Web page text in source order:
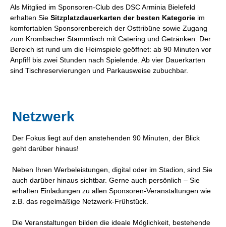
Als Mitglied im Sponsoren-Club des DSC Arminia Bielefeld
erhalten Sie Sitzplatzdauerkarten der besten Kategorie im
komfortablen Sponsorenbereich der Osttribüne sowie Zugang
zum Krombacher Stammtisch mit Catering und Getränken. Der
Bereich ist rund um die Heimspiele geöffnet: ab 90 Minuten vor
Anpfiff bis zwei Stunden nach Spielende. Ab vier Dauerkarten
sind Tischreservierungen und Parkausweise zubuchbar.
Netzwerk
Der Fokus liegt auf den anstehenden 90 Minuten, der Blick
geht darüber hinaus!
Neben Ihren Werbeleistungen, digital oder im Stadion, sind Sie
auch darüber hinaus sichtbar. Gerne auch persönlich – Sie
erhalten Einladungen zu allen Sponsoren-Veranstaltungen wie
z.B. das regelmäßige Netzwerk-Frühstück.
Die Veranstaltungen bilden die ideale Möglichkeit, bestehende